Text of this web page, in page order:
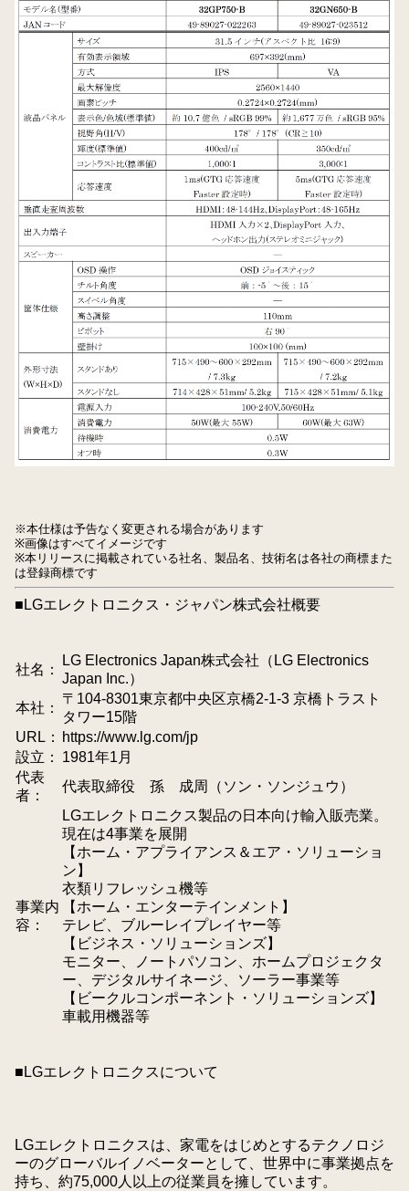
※本仕様は予告なく変更される場合があります
※画像はすべてイメージです
※本リリースに掲載されている社名、製品名、技術名は各社の商標また
は登録商標です
■LGエレクトロニクス・ジャパン株式会社概要
社名：
LG Electronics Japan株式会社（LG Electronics
Japan Inc.）
本社：
〒104-8301東京都中央区京橋2-1-3 京橋トラスト
タワー15階
URL：
https://www.lg.com/jp
設立：
1981年1月
代表
者：
代表取締役 孫 成周（ソン・ソンジュウ）
事業内
容：
LGエレクトロニクス製品の日本向け輸入販売業。
現在は4事業を展開
【ホーム・アプライアンス＆エア・ソリューショ
ン】
衣類リフレッシュ機等
【ホーム・エンターテインメント】
テレビ、ブルーレイプレイヤー等
【ビジネス・ソリューションズ】
モニター、ノートパソコン、ホームプロジェクタ
ー、デジタルサイネージ、ソーラー事業等
【ビークルコンポーネント・ソリューションズ】
車載用機器等
■LGエレクトロニクスについて
LGエレクトロニクスは、家電をはじめとするテクノロジ
ーのグローバルイノベーターとして、世界中に事業拠点を
持ち、約75,000人以上の従業員を擁しています。